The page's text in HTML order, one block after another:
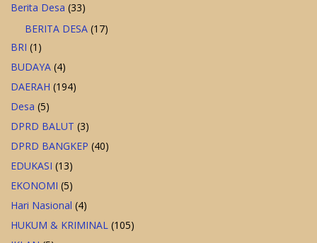
Berita Desa (33)
BERITA DESA (17)
BRI (1)
BUDAYA (4)
DAERAH (194)
Desa (5)
DPRD BALUT (3)
DPRD BANGKEP (40)
EDUKASI (13)
EKONOMI (5)
Hari Nasional (4)
HUKUM & KRIMINAL (105)